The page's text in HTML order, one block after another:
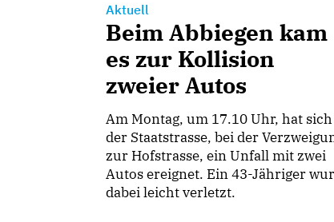
Aktuell
Beim Abbiegen kam
es zur Kollision
zweier Autos
Am Montag, um 17.10 Uhr, hat
der Staatstrasse, bei der
zur Hofstrasse, ein Unfall mit zwei
Autos ereignet. Ein 43-Jähriger
dabei leicht verletzt.